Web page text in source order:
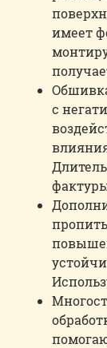
имеет
с